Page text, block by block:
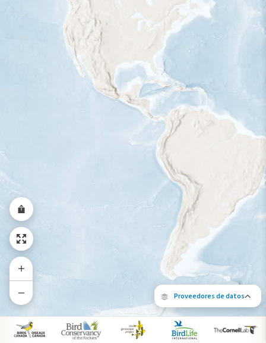
Proveedores de datos
Bajo Moderada Alto
11%-30% 31%-70%